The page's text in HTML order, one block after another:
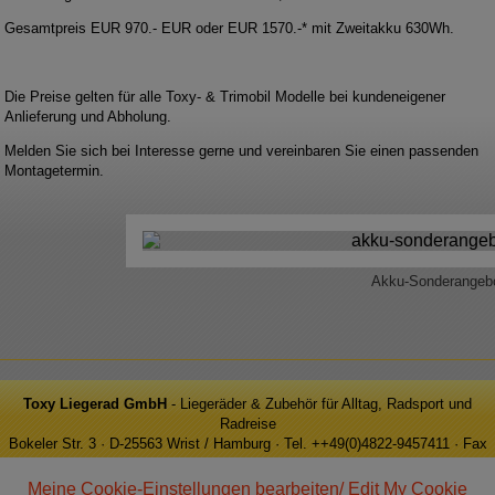
Gesamtpreis EUR 970.- EUR oder EUR 1570.-* mit Zweitakku 630Wh.
Die Preise gelten für alle Toxy- & Trimobil Modelle bei kundeneigener
Anlieferung und Abholung.
Melden Sie sich bei Interesse gerne und vereinbaren Sie einen passenden
Montagetermin.
Akku-
Toxy Liegerad GmbH- Liegeräder & Zubehör für Alltag, Radsport und
Radreise
Bokeler Str. 3 · D-25563 Wrist / Hamburg · Tel. ++49(0)4822-9457411 · Fax
++49(0)4822-9457413 · e-Mail: info@toxy.de
Meine Cookie-Einstellungen bearbeiten/ Edit My Cookie